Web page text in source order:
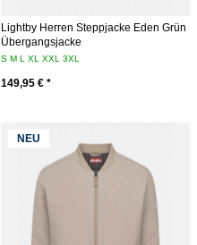
Lightby Herren Steppjacke Eden Grün
Übergangsjacke
S M L XL XXL 3XL
149,95 € *
NEU